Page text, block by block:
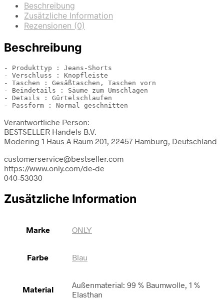
Beschreibung
Zusätzliche Information
Rezensionen (0)
Beschreibung
- Produkttyp : Jeans-Shorts
- Verschluss : Knopfleiste
- Taschen : Gesäßtaschen, Taschen vorn
- Beindetails : Säume zum Umschlagen
- Details : Gürtelschlaufen
- Passform : Normal geschnitten
Verantwortliche Person:
BESTSELLER Handels B.V.
Modering 1 Haus A Raum 201, 22457 Hamburg, Deutschland
customerservice@bestseller.com
https://www.only.com/de-de
040-53030
Zusätzliche Information
Marke ONLY
Farbe Blau
Material
Außenmaterial: 99 % Baumwolle, 1 %
Elasthan